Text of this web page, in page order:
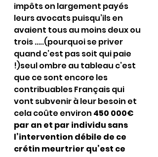
impôts on largement payés
leurs avocats puisqu’ils en
avaient tous au moins deux ou
trois …..(pourquoi se priver
quand c’est pas soit qui paie
!)seul ombre au tableau c’est
que ce sont encore les
contribuables Français qui
vont subvenir à leur besoin et
cela coûte environ 450 000€
par an et par individu sans
l’intervention débile de ce
crétin meurtrier qu’est ce